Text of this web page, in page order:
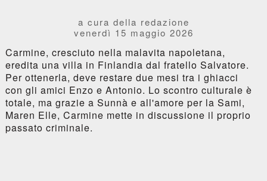
a cura della redazione
venerdì 15 maggio 2026
Carmine, cresciuto nella malavita napoletana,
eredita una villa in Finlandia dal fratello Salvatore.
Per ottenerla, deve restare due mesi tra i ghiacci
con gli amici Enzo e Antonio. Lo scontro culturale è
totale, ma grazie a Sunnà e all'amore per la Sami,
Maren Elle, Carmine mette in discussione il proprio
passato criminale.